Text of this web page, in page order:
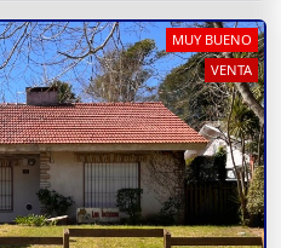
MUY BUENO
VENTA